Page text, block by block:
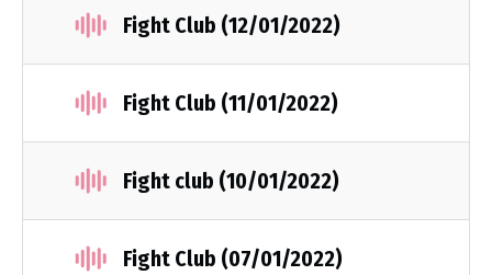
Fight Club (12/01/2022)
Fight Club (11/01/2022)
Fight club (10/01/2022)
Fight Club (07/01/2022)